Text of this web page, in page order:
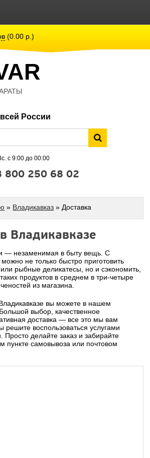
(0.00 р.)
России
с 9:00 до 00:00
800 250 68 02
» Владикавказ » Доставка
Владикавказе
— незаменимая в быту вещь. С
не только быстро приготовить
рыбные деликатесы, но и сэкономить,
продуктов в среднем в три-четыре
из магазина.
вы можете в нашем
выбор, качественное
доставка — все это мы вам
решите воспользоваться услугами
Просто делайте заказ и забирайте
пункте самовывоза или почтовом